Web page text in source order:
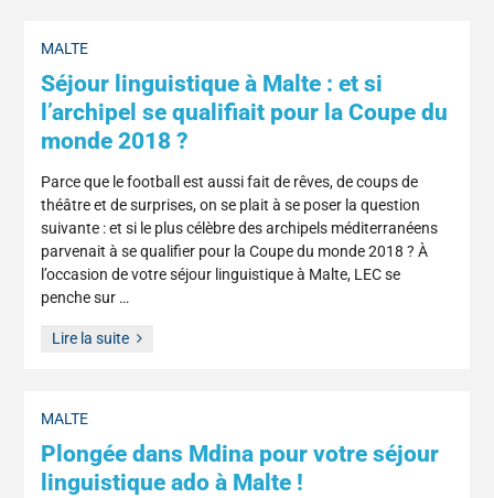
MALTE
Séjour linguistique à Malte : et si
l’archipel se qualifiait pour la Coupe du
monde 2018 ?
Parce que le football est aussi fait de rêves, de coups de
théâtre et de surprises, on se plait à se poser la question
suivante : et si le plus célèbre des archipels méditerranéens
parvenait à se qualifier pour la Coupe du monde 2018 ? À
l’occasion de votre séjour linguistique à Malte, LEC se
penche sur …
Lire la suite
MALTE
Plongée dans Mdina pour votre séjour
linguistique ado à Malte !